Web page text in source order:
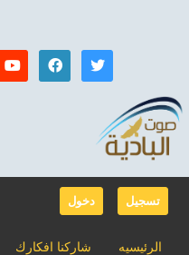
دخول تسجيل
شاركنا افكارك الرئيسيه